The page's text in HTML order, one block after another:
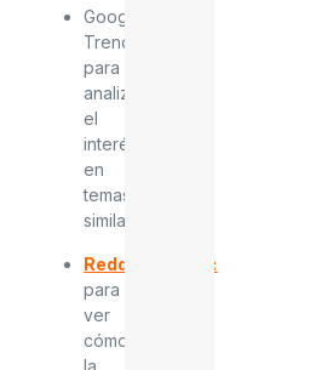
Google
Trends
para
analizar
el
interés
en
temas
similares.
Reddit
:
para
ver
cómo
la